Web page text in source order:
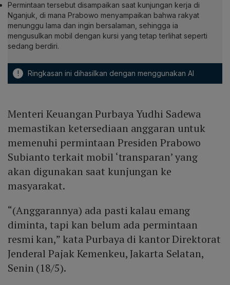
Permintaan tersebut disampaikan saat kunjungan kerja di
Nganjuk, di mana Prabowo menyampaikan bahwa rakyat
menunggu lama dan ingin bersalaman, sehingga ia
mengusulkan mobil dengan kursi yang tetap terlihat seperti
sedang berdiri.
! Ringkasan ini dihasilkan dengan menggunakan AI
Menteri Keuangan Purbaya Yudhi Sadewa
memastikan ketersediaan anggaran untuk
memenuhi permintaan Presiden Prabowo
Subianto terkait mobil ‘transparan’ yang
akan digunakan saat kunjungan ke
masyarakat.
“(Anggarannya) ada pasti kalau emang
diminta, tapi kan belum ada permintaan
resmi kan,” kata Purbaya di kantor Direktorat
Jenderal Pajak Kemenkeu, Jakarta Selatan,
Senin (18/5).